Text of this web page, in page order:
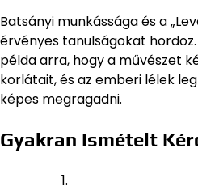
Batsányi munkássága és a
érvényes tanulságokat
példa arra, hogy a művészet
korlátait, és az emberi lélek
képes megragadni.
Gyakran Ismételt